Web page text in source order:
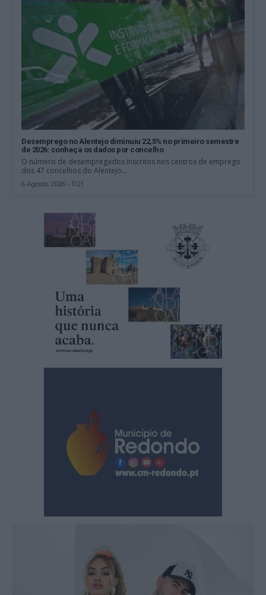
Desemprego no Alentejo diminuiu 22,5% no primeiro semestre
de 2026: conheça os dados por concelho
O número de desempregados inscritos nos centros de emprego
dos 47 concelhos do Alentejo...
6 Agosto, 2026 - 11:21